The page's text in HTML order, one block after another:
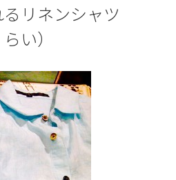
リネンシャツ
い）